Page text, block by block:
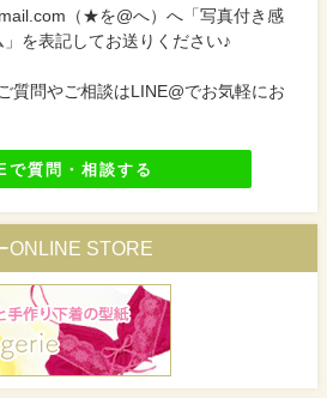
（★を@へ）へ「写真付き感
を表記してお送りください♪
質問やご相談はLINE@でお気軽にお
で質問・相談する
ONLINE STORE